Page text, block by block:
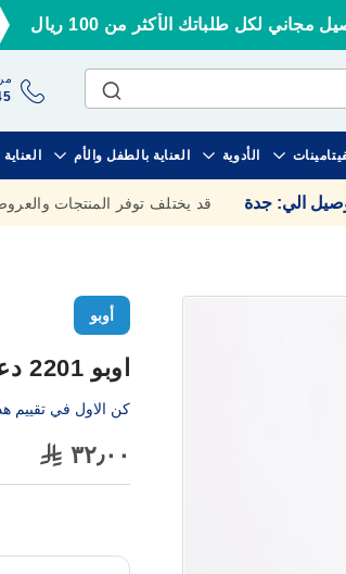
مجاني لكل طلباتك الأكثر من 100 ريال
الأدوية العناية بالطفل والأم
الي: جدة قد يختلف توفر المنتجات
أوبو
اوبو 2201 دعامة للكاحل مقاس صغير
كن الاول في تقييم
٣٢٫٠٠